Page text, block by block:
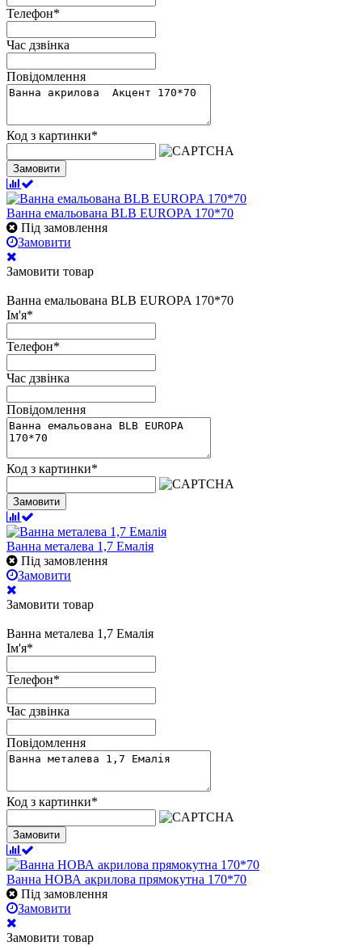
Телефон*
Час дзвінка
Повідомлення
Код з картинки*
Замовити
Ванна емальована BLB EUROPA 170*70
Під замовлення
Замовити
Замовити товар
Ванна емальована BLB EUROPA 170*70
Ім'я*
Телефон*
Час дзвінка
Повідомлення
Код з картинки*
Замовити
Ванна металева 1,7 Емалія
Під замовлення
Замовити
Замовити товар
Ванна металева 1,7 Емалія
Ім'я*
Телефон*
Час дзвінка
Повідомлення
Код з картинки*
Замовити
Ванна НОВА акрилова прямокутна 170*70
Під замовлення
Замовити
Замовити товар